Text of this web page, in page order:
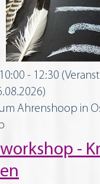
- 12:30
Ahrenshoop in
-